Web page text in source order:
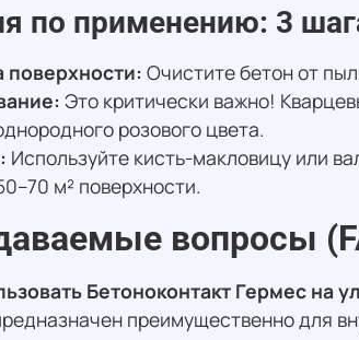
по применению: 3
поверхности: Очистите бетон от
Это критически важно!
розового цвета.
Используйте кисть-макловицу или
м² поверхности.
вопросы
Бетоноконтакт Гермес на
преимущественно для